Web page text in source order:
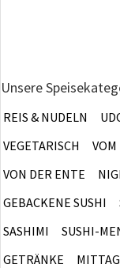
Unsere
REIS & NUDELN
VEGETARISCH
VON DER ENTE
GEBACKENE SUSHI
SASHIMI
SUSHI-
GETRÄNKE